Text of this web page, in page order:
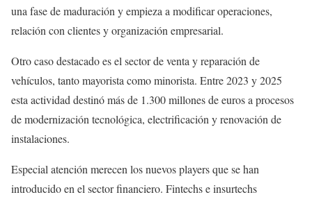
una fase de maduración y empieza a modificar operaciones,
relación con clientes y organización empresarial.
Otro caso destacado es el sector de venta y reparación de
vehículos, tanto mayorista como minorista. Entre 2023 y 2025
esta actividad destinó más de 1.300 millones de euros a procesos
de modernización tecnológica, electrificación y renovación de
instalaciones.
Especial atención merecen los nuevos players que se han
introducido en el sector financiero. Fintechs e insurtechs